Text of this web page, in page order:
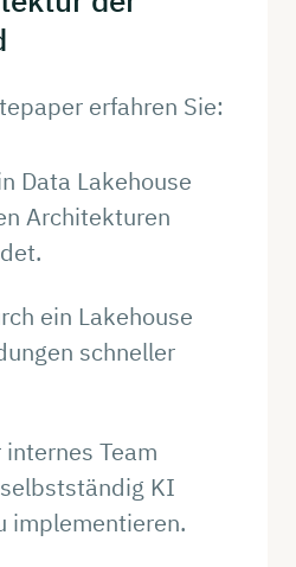
erfahren Sie:
Data Lakehouse
Architekturen
ein Lakehouse
schneller
Team
KI
implementieren.